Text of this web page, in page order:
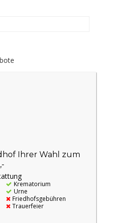
Ihrer Wahl zum
Krematorium
Urne
Friedhofsgebühren
Trauerfeier